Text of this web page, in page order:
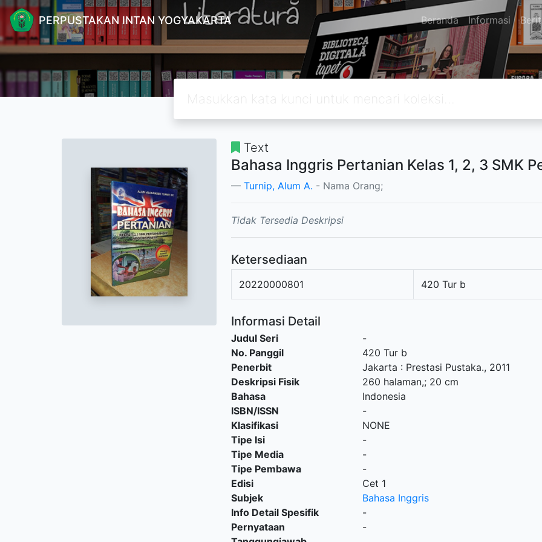
PERPUSTAKAN INTAN YOGYAKARTA Beranda Informasi
Text
Bahasa Inggris Pertanian Kelas 1, 2, 3 SMK
Turnip, Alum A. - Nama Orang;
Tidak Tersedia Deskripsi
Ketersediaan
20220000801 420 Tur b
Informasi Detail
Judul Seri
-
No. Panggil
420 Tur b
Penerbit
Jakarta : Prestasi Pustaka., 2011
Deskripsi Fisik
260 halaman,; 20 cm
Bahasa
Indonesia
ISBN/ISSN
-
Klasifikasi
NONE
Tipe Isi
-
Tipe Media
-
Tipe Pembawa
-
Edisi
Cet 1
Subjek
Bahasa Inggris
Info Detail Spesifik
-
Pernyataan
-